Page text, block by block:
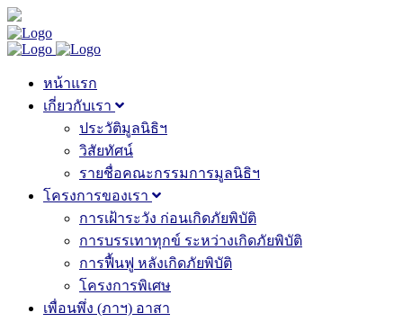
หน้าแรก
เกี่ยวกับเรา
ประวัติมูลนิธิฯ
วิสัยทัศน์
รายชื่อคณะกรรมการมูลนิธิฯ
โครงการของเรา
การเฝ้าระวัง ก่อนเกิดภัยพิบัติ
การบรรเทาทุกข์ ระหว่างเกิดภัยพิบัติ
การฟื้นฟู หลังเกิดภัยพิบัติ
โครงการพิเศษ
เพื่อนพึ่ง (ภาฯ) อาสา